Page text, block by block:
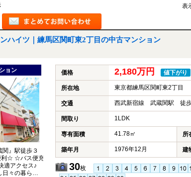
8代疾病保証付き住宅ローン
練馬区
市 おうちパークグループの強み
表
ハイツ｜練馬区関町東2丁目の中古マンション
ョン
』駅徒歩３
利☆ ☆バス便充
適アクセス♪
々の暮らし
価格 2,180万円 値下がり
所在地 東京都練馬区関町東2丁目
交通 西武新宿線 武蔵関駅 徒
間取り 1LDK
専有面積 41.78㎡ 所
築年月 1976年12月 建
30枚